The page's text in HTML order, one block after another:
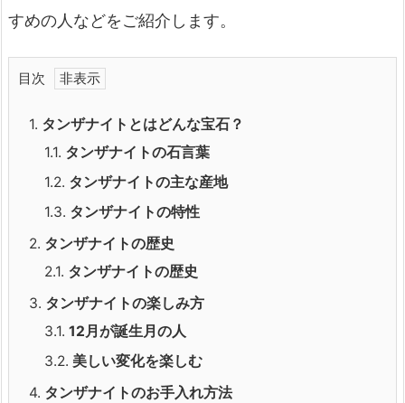
すめの人などをご紹介します。
目次
1. タンザナイトとはどんな宝石？
1.1. タンザナイトの石言葉
1.2. タンザナイトの主な産地
1.3. タンザナイトの特性
2. タンザナイトの歴史
2.1. タンザナイトの歴史
3. タンザナイトの楽しみ方
3.1. 12月が誕生月の人
3.2. 美しい変化を楽しむ
4. タンザナイトのお手入れ方法